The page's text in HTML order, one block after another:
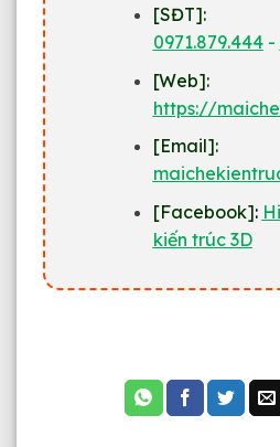
[SĐT]:
0971.879.444-
[Web]:
https://
[Email]:
[Facebook]:
kiến trúc 3D